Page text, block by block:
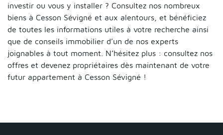
investir ou vous y installer ? Consultez nos nombreux
biens à Cesson Sévigné et aux alentours, et bénéficiez
de toutes les informations utiles à votre recherche ainsi
que de conseils immobilier d’un de nos experts
joignables à tout moment. N’hésitez plus : consultez nos
offres et devenez propriétaires dès maintenant de votre
futur appartement à Cesson Sévigné !